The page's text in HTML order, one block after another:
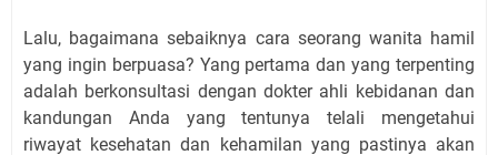
Lalu, bagaimana sebaiknya cara seorang wanita hamil
yang ingin berpuasa? Yang pertama dan yang terpenting
adalah berkonsultasi dengan dokter ahli kebidanan dan
kandungan Anda yang tentunya telali mengetahui
riwayat kesehatan dan kehamilan yang pastinya akan